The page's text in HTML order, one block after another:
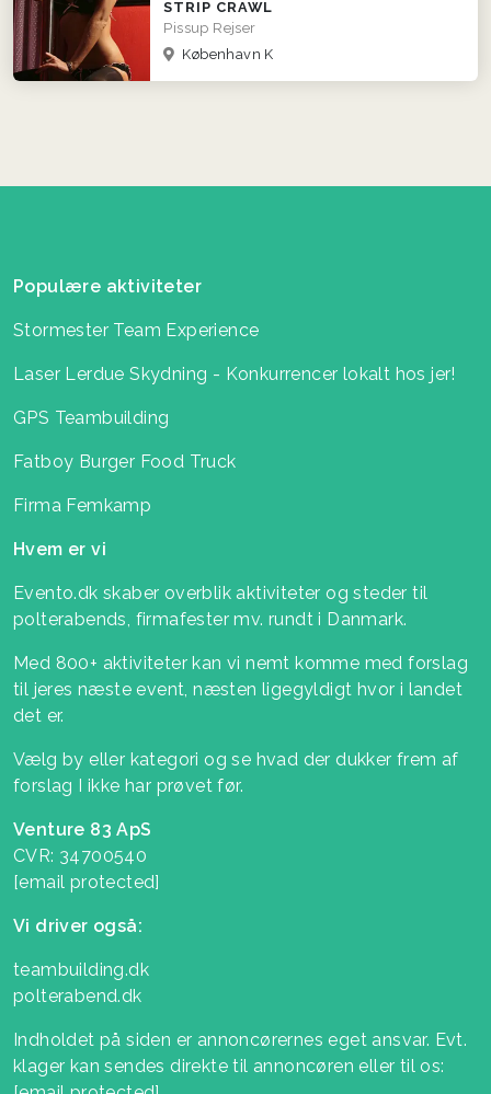
STRIP CRAWL
Pissup Rejser
København K
Populære aktiviteter
Stormester Team Experience
Laser Lerdue Skydning - Konkurrencer lokalt hos jer!
GPS Teambuilding
Fatboy Burger Food Truck
Firma Femkamp
Hvem er vi
Evento.dk skaber overblik aktiviteter og steder til
polterabends, firmafester mv. rundt i Danmark.
Med 800+ aktiviteter kan vi nemt komme med forslag
til jeres næste event, næsten ligegyldigt hvor i landet
det er.
Vælg by eller kategori og se hvad der dukker frem af
forslag I ikke har prøvet før.
Venture 83 ApS
CVR: 34700540
[email protected]
Vi driver også:
teambuilding.dk
polterabend.dk
Indholdet på siden er annoncørernes eget ansvar. Evt.
klager kan sendes direkte til annoncøren eller til os: